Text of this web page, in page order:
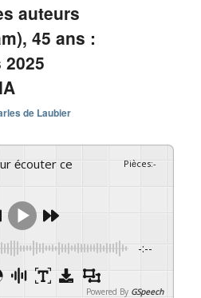
auteurs
45 ans :
de Laubier
Pièces:-
-:--
Powered By GSpeech